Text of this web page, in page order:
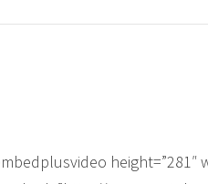
height=”281″